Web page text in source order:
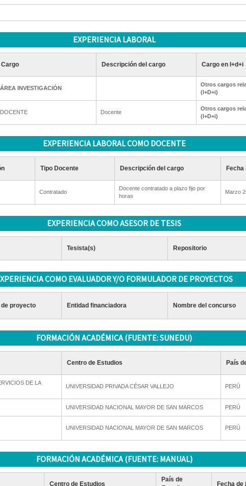
EXPERIENCIA LABORAL
Cargo Descripción del cargo Cargo en I+d+i
ÁREA INVESTIGACIÓN
Otros cargos
(I+D+i)
DOCENTE Docente
Otros cargos
(I+D+i)
EXPERIENCIA LABORAL COMO DOCENTE
Tipo Docente Descripción del cargo Fecha
Contratado
Docente contratado a plazo fijo por
horas
Marzo
EXPERIENCIA COMO ASESOR DE TESIS
Tesista(s) Repositorio
COMO EVALUADOR Y/O FORMULADOR DE PROYECTOS
de proyecto Entidad financiadora Nombre del concurso
FORMACIÓN ACADÉMICA (FUENTE: SUNEDU)
Centro de Estudios País
DE LA
UNIVERSIDAD PRIVADA CÉSAR VALLEJO PERÚ
UNIVERSIDAD NACIONAL MAYOR DE SAN MARCOS PERÚ
UNIVERSIDAD NACIONAL MAYOR DE SAN MARCOS PERÚ
FORMACIÓN ACADÉMICA (FUENTE: MANUAL)
Centro de Estudios
País de
Fecha de